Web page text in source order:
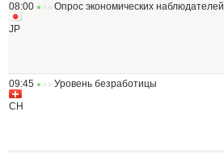
08:00
JP
Опрос экономических наблюдателей
09:45
CH
Уровень безработицы